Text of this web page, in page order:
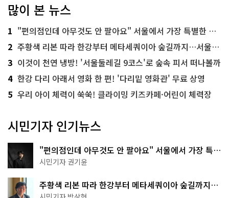
많이 본 뉴스
1 "편의점인데 아무것도 안 팔아요" 서울에서 가장 특별한 편의점의 정체
2 주황색 리본 따라 한강부터 메타세쿼이아 숲길까지…서울둘레길 15코스
3 이것이 천연 냉방! '서울둘레길 9코스'로 숲속 피서 떠나볼까
4 한강 다리 아래서 영화 한 편! '다리밑 영화관' 무료 상영
5 우리 아이 체력이 쑥쑥! 클라이밍 키즈카페·어린이 체력장
시민기자 인기뉴스
"편의점인데 아무것도 안 팔아요" 서울에서 가장 특별
한 편의점의 정체
시민기자 권기윤
주황색 리본 따라 한강부터 메타세쿼이아 숲길까지…
서울둘레길 15코스